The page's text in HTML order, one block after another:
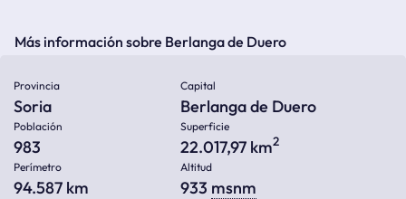
Más información sobre Berlanga de Duero
Provincia
Soria
Capital
Berlanga de Duero
Población
983
Superficie
22.017,97 km2
Perímetro
94.587 km
Altitud
933 msnm